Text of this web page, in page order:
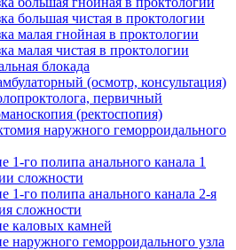
большая чистая в проктологии
малая гнойная в проктологии
малая чистая в проктологии
блокада
(осмотр, консультация)
первичный
(ректоспопия)
наружного геморроидального
1-го полипа анального канала 1
сложности
1-го полипа анального канала 2-я
сложности
каловых камней
наружного геморроидального узла